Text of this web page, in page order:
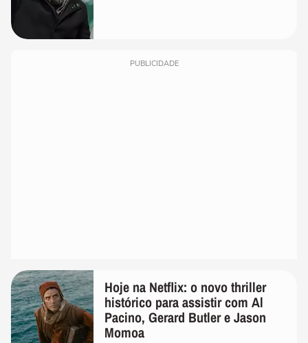
PUBLICIDADE
Hoje na Netflix: o novo thriller
histórico para assistir com Al
Pacino, Gerard Butler e Jason
Momoa